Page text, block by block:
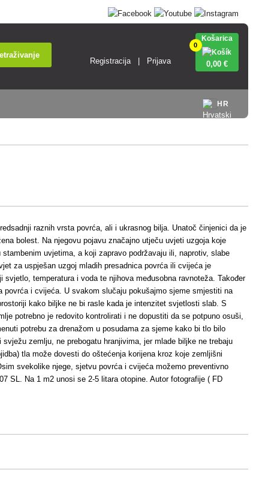
Registracija Prijava
0
Košarica
0,00 €
HR
raznih vrsta povrća, ali i ukrasnog bilja. Unatoč činjenici da je
bolest. Na njegovu pojavu značajno utječu uvjeti uzgoja koje
uvjetima, a koji zapravo podržavaju ili, naprotiv, slabe
za uspješan uzgoj mladih presadnica povrća ili cvijeća je
temperatura i voda te njihova međusobna ravnoteža. Također
povrća i cvijeća. U svakom slučaju pokušajmo sjeme smjestiti na
kako biljke ne bi rasle kada je intenzitet svjetlosti slab. S
potrebno je redovito kontrolirati i ne dopustiti da se potpuno osuši,
potrebu za drenažom u posudama za sjeme kako bi tlo bilo
zemlju, ne prebogatu hranjivima, jer mlade biljke ne trebaju
tla može dovesti do oštećenja korijena kroz koje zemljišni
svekolike njege, sjetvu povrća i cvijeća možemo preventivno
SL. Na 1 m2 unosi se 2-5 litara otopine.Autor fotografije ( FD